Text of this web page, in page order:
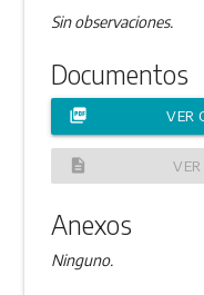
Sin observaciones.
Documentos
picture_as_pdf VER
description
Anexos
Ninguno.